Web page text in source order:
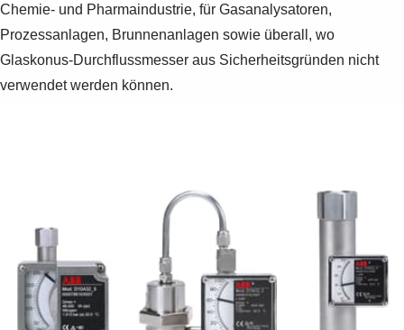
Chemie- und Pharmaindustrie, für Gasanalysatoren,
Prozessanlagen, Brunnenanlagen sowie überall, wo
Glaskonus-Durchflussmesser aus Sicherheitsgründen nicht
verwendet werden können.